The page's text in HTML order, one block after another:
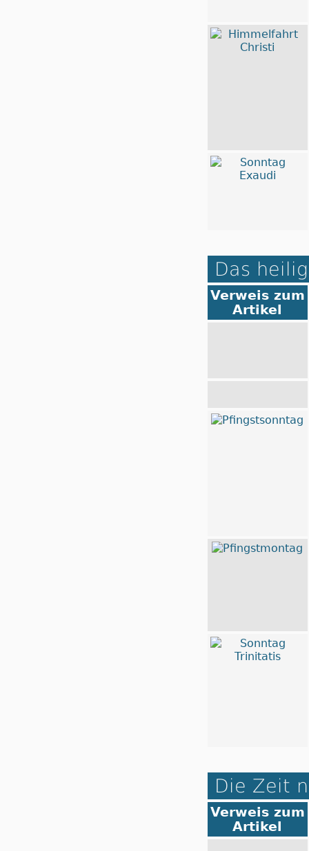
Das
Verweis zum
Artikel
Die Zeit
Verweis zum
Artikel